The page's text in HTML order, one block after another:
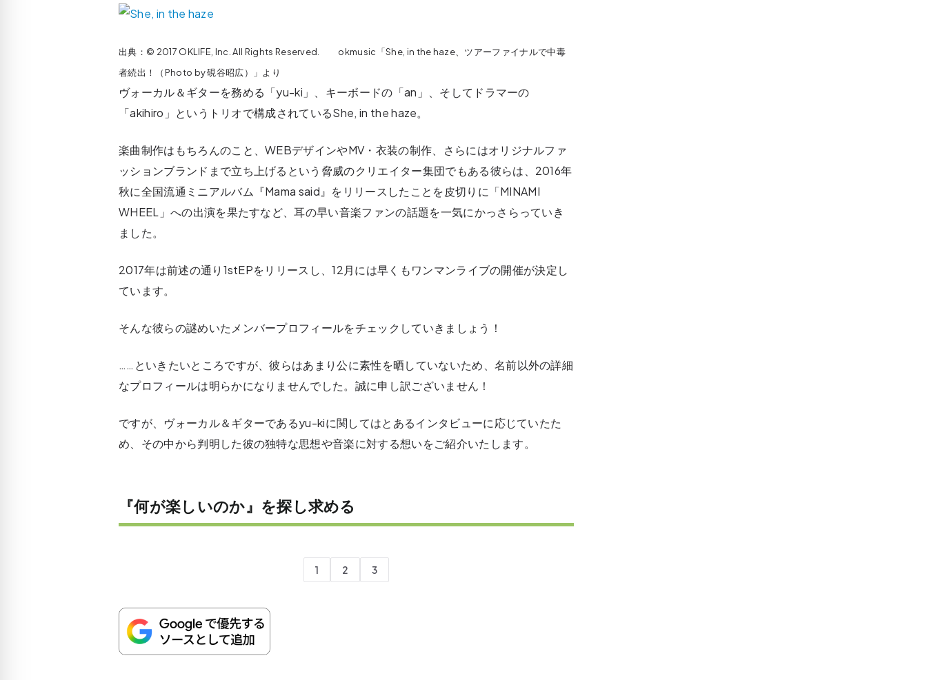
出典：© 2017 OKLIFE, Inc. All Rights Reserved. okmusic「She, in the haze、ツアーファイナルで中毒
者続出！（Photo by 硯谷昭広）」より
ヴォーカル＆ギターを務める「yu-ki」、キーボードの「an」、そしてドラマーの
「akihiro」というトリオで構成されているShe, in the haze。
楽曲制作はもちろんのこと、WEBデザインやMV・衣装の制作、さらにはオリジナルファ
ッションブランドまで立ち上げるという脅威のクリエイター集団でもある彼らは、2016年
秋に全国流通ミニアルバム『Mama said』をリリースしたことを皮切りに「MINAMI
WHEEL」への出演を果たすなど、耳の早い音楽ファンの話題を一気にかっさらっていき
ました。
2017年は前述の通り1stEPをリリースし、12月には早くもワンマンライブの開催が決定し
ています。
そんな彼らの謎めいたメンバープロフィールをチェックしていきましょう！
……といきたいところですが、彼らはあまり公に素性を晒していないため、名前以外の詳細
なプロフィールは明らかになりませんでした。誠に申し訳ございません！
ですが、ヴォーカル＆ギターであるyu-kiに関してはとあるインタビューに応じていたた
め、その中から判明した彼の独特な思想や音楽に対する想いをご紹介いたします。
『何が楽しいのか』を探し求める
1 2 3